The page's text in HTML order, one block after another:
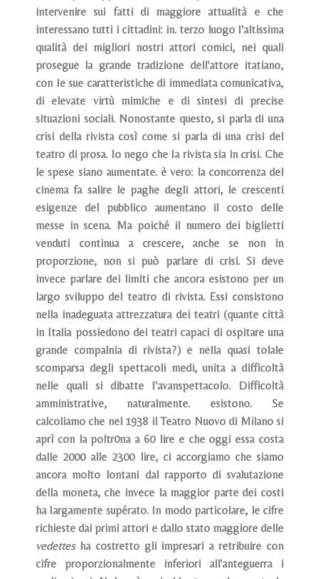
intervenire sui fatti di maggiore attualità e che
interessano tutti i cittadini: in. terzo luogo I'altissima
qualità dei migliori nostri attori comici, nei quali
prosegue la grande tradizione dell'attore itatiano,
con Ie sue caratteristiche di immediata comunicativa,
di elevate virtù mimiche e di sintesi di precise
situazioni sociali. Nonostante questo, si parla di una
crisi della rivista così come si parla di una crisi del
teatro di prosa. Io nego che Ia rivista sia in crisi. Che
le spese siano aumentate. è vero: la concorrenza del
cinema fa salire le paghe degli attori, le crescenti
esigenze del pubblico aumentano il costo delle
messe in scena. Ma poiché il numero dei biglietti
venduti continua a crescere, anche se non in
proporzione, non si può parlare di crisi. Si deve
invece parlare dei limiti che ancora esistono per un
largo sviluppo del teatro di rivista. Essi consistono
nella inadeguata attrezzatura dei teatri (quante città
in Italia possiedono dei teatri capaci di ospitare una
grande compalnia di rivista?) e nella quasi tolale
scomparsa degli spettacoli medi, unita a difficoltà
nelle quali si dibatte I'avanspettacolo. Difficoltà
amministrative, naturalmente. esistono. Se
calcoliamo che nel 1938 il Teatro Nuovo di Milano si
aprì con la poltr0na a 60 lire e che oggi essa costa
dalle 2000 alle 2300 lire, ci accorgiamo che siamo
ancora molto lontani dal rapporto di svalutazione
della moneta, che invece la maggior parte dei costi
ha Iargamente supérato. In modo particolare, le cifre
richieste dai primi attori e dallo stato maggiore delle
vedettesha costretto gli impresari a retribuire con
cifre proporzionalmente inferiori all'anteguerra i